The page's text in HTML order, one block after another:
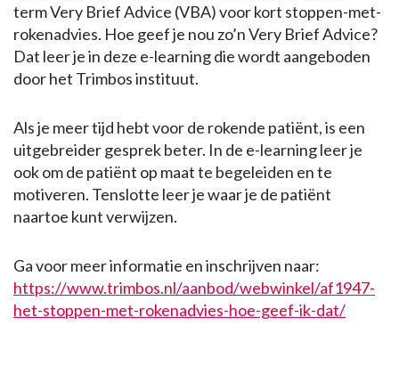
term Very Brief Advice (VBA) voor kort stoppen-met-
rokenadvies. Hoe geef je nou zo’n Very Brief Advice?
Dat leer je in deze e-learning die wordt aangeboden
door het Trimbos instituut.
Als je meer tijd hebt voor de rokende patiënt, is een
uitgebreider gesprek beter. In de e-learning leer je
ook om de patiënt op maat te begeleiden en te
motiveren. Tenslotte leer je waar je de patiënt
naartoe kunt verwijzen.
Ga voor meer informatie en inschrijven naar:
https://www.trimbos.nl/aanbod/webwinkel/af1947-
het-stoppen-met-rokenadvies-hoe-geef-ik-dat/